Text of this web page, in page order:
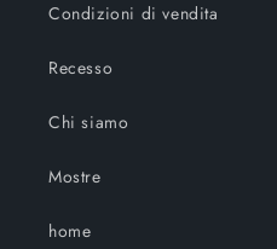
Condizioni di vendita
Recesso
Chi siamo
Mostre
home